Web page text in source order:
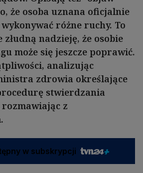
że osoba uznana oficjalnie
różne ruchy. To
nadzieję, że osobie
może się jeszcze poprawić.
analizując
zdrowia określające
stwierdzania
z
w subskrypcji